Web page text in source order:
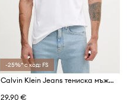
-25%* с код: FS
Calvin Klein Jeans тениска мъжка от памук
29,90 €